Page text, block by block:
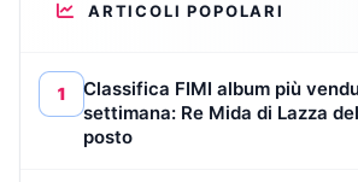
ARTICOLI POPOLARI
1
Classifica FIMI album più
settimana: Re Mida di Lazza
posto